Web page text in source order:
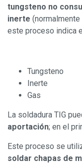
tungsteno no
inerte (normalmente
este proceso indica
Tungsteno
Inerte
Gas
La soldadura TIG
aportación; en el
Este proceso se
soldar chapas de